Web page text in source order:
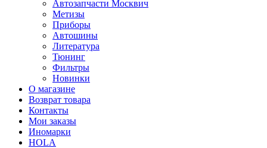
Автозапчасти Москвич
Метизы
Приборы
Автошины
Литература
Тюнинг
Фильтры
Новинки
О магазине
Возврат товара
Контакты
Мои заказы
Иномарки
HOLA